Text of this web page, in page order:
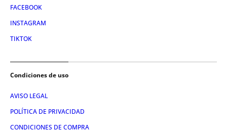
FACEBOOK
INSTAGRAM
TIKTOK
Condiciones de uso
AVISO LEGAL
POLÍTICA DE PRIVACIDAD
CONDICIONES DE COMPRA